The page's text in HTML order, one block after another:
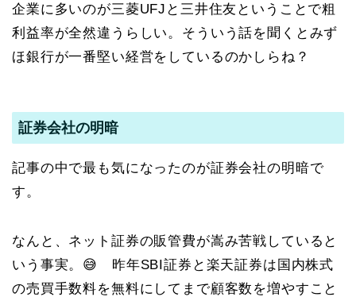
企業に多いのが三菱UFJと三井住友ということで粗
利益率が全然違うらしい。そういう話を聞くとみず
ほ銀行が一番堅い経営をしているのかしらね？
証券会社の明暗
記事の中で最も気になったのが証券会社の明暗で
す。
なんと、ネット証券の販管費が嵩み苦戦していると
いう事実。😅 昨年SBI証券と楽天証券は国内株式
の売買手数料を無料にしてまで顧客数を増やすこと